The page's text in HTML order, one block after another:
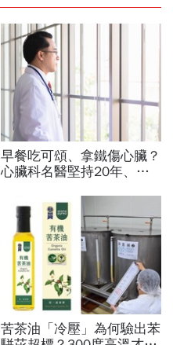
早餐吃可頌、拿鐵傷心臟？
心臟科名醫堅持20年、早
喝咖啡前先喝「這1杯」更
護心
苦茶油「冷壓」為何驗出苯